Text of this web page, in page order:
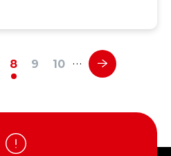
8 9 10 …